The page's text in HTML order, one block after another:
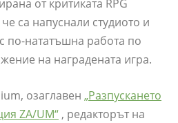
от критиката RPG
са напуснали студиото и
по-нататъшна работа по
на наградената игра.
озаглавен „Разпускането
ZA/UM“ , редакторът на